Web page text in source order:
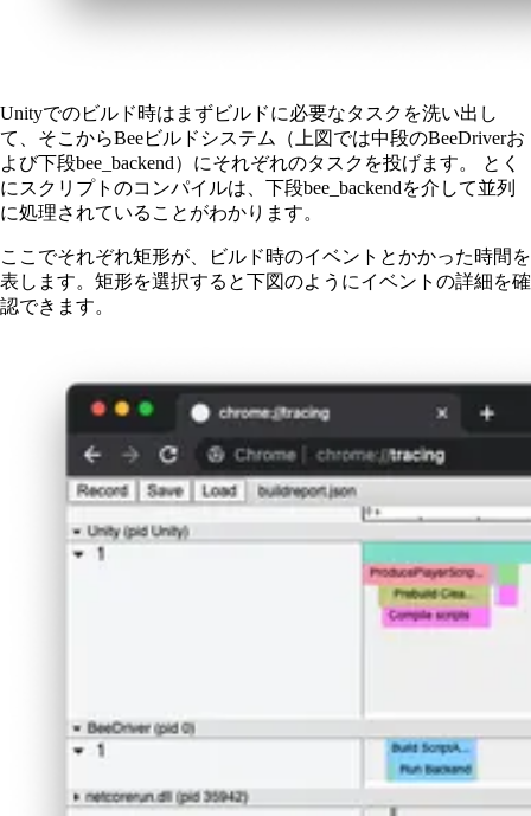
Unityでのビルド時はまずビルドに必要なタスクを洗い出し
て、そこからBeeビルドシステム（上図では中段のBeeDriverお
よび下段bee_backend）にそれぞれのタスクを投げます。 とく
にスクリプトのコンパイルは、下段bee_backendを介して並列
に処理されていることがわかります。
ここでそれぞれ矩形が、ビルド時のイベントとかかった時間を
表します。矩形を選択すると下図のようにイベントの詳細を確
認できます。